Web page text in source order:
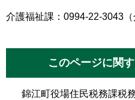
介護福祉課：0994-22-3043（
このページに関
錦江町役場住民税務課税